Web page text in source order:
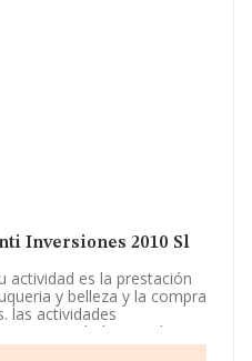
Inversiones 2010 Sl
actividad es la prestación
y belleza y la compra
las actividades
Sociedad Limitada.
'%cnae%', código